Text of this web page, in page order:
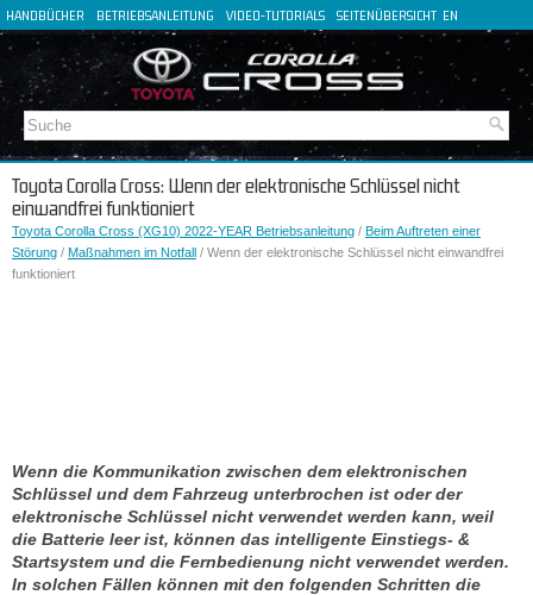
HANDBÜCHER BETRIEBSANLEITUNG VIDEO-TUTORIALS SEITENÜBERSICHT EN
FR
IT
Toyota Corolla Cross: Wenn der elektronische Schlüssel nicht
einwandfrei funktioniert
Toyota Corolla Cross (XG10) 2022-YEAR Betriebsanleitung / Beim Auftreten einer
Störung / Maßnahmen im Notfall / Wenn der elektronische Schlüssel nicht einwandfrei
funktioniert
Wenn die Kommunikation zwischen dem elektronischen
Schlüssel und dem Fahrzeug unterbrochen ist oder der
elektronische Schlüssel nicht verwendet werden kann, weil
die Batterie leer ist, können das intelligente Einstiegs- &
Startsystem und die Fernbedienung nicht verwendet werden.
In solchen Fällen können mit den folgenden Schritten die